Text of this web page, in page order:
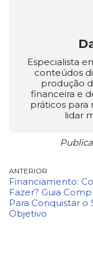
Especialista
conteúdos
produção
financeira e
práticos para
lidar
ANTERIOR
Financiamento:
Fazer? Guia
Para Conquistar o
Objetivo